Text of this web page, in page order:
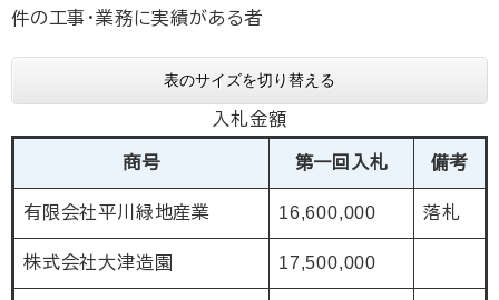
件の工事・業務に実績がある者
表のサイズを切り替える
入札金額
商号 第一回入札 備考
有限会社平川緑地産業 16,600,000 落札
株式会社大津造園 17,500,000